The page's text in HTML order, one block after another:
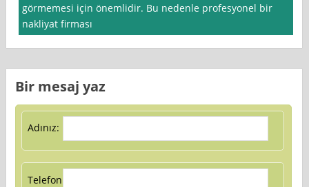
görmemesi için önemlidir. Bu nedenle profesyonel bir
nakliyat firması
Bir mesaj yaz
Adınız:
Telefon: